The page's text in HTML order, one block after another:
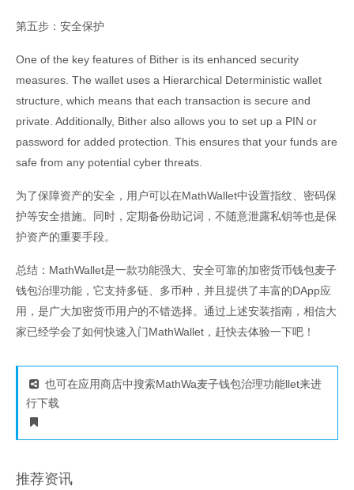
第五步：安全保护
One of the key features of Bither is its enhanced security
measures. The wallet uses a Hierarchical Deterministic wallet
structure, which means that each transaction is secure and
private. Additionally, Bither also allows you to set up a PIN or
password for added protection. This ensures that your funds are
safe from any potential cyber threats.
为了保障资产的安全，用户可以在MathWallet中设置指纹、密码保
护等安全措施。同时，定期备份助记词，不随意泄露私钥等也是保
护资产的重要手段。
总结：MathWallet是一款功能强大、安全可靠的加密货币钱包麦子
钱包治理功能，它支持多链、多币种，并且提供了丰富的DApp应
用，是广大加密货币用户的不错选择。通过上述安装指南，相信大
家已经学会了如何快速入门MathWallet，赶快去体验一下吧！
也可在应用商店中搜索MathWa麦子钱包治理功能llet来进
行下载
推荐资讯